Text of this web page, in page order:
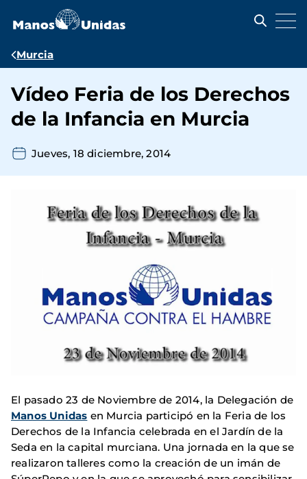
contenido
Ruta
navegación
Murcia
Vídeo Feria de los Derechos
de la Infancia en Murcia
Jueves, 18 diciembre, 2014
El pasado 23 de Noviembre de 2014, la Delegación de
Manos Unidas en Murcia participó en la Feria de los
Derechos de la Infancia celebrada en el Jardín de la
Seda en la capital murciana. Una jornada en la que se
realizaron talleres como la creación de un imán de